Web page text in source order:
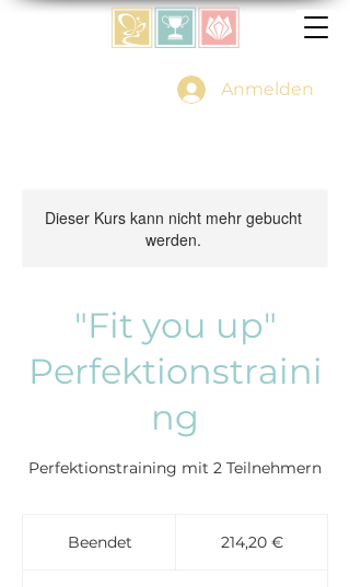
Anmelden
Dieser Kurs kann nicht mehr gebucht
werden.
"Fit you up"
Perfektionstraini
ng
Perfektionstraining mit 2 Teilnehmern
Beendet 214,20 €